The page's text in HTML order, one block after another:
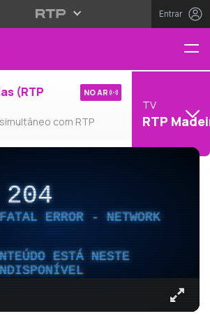
Entrar
(RTP
com RTP
NO AR
TV
RTP
204
ERROR - NETWORK
ESTÁ NESTE